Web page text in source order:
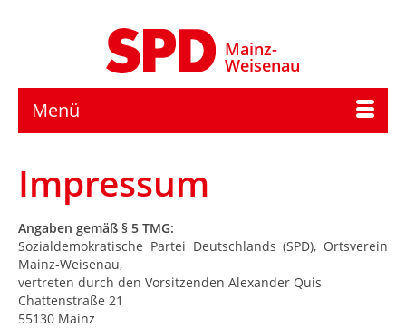
Mainz-
Weisenau
Menü
Impressum
Angaben gemäß § 5 TMG:
Sozialdemokratische Partei Deutschlands (SPD), Ortsverein
Mainz-Weisenau,
vertreten durch den Vorsitzenden Alexander Quis
Chattenstraße 21
55130 Mainz